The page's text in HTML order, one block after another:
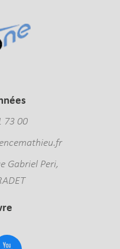
73 00
Gabriel Peri,